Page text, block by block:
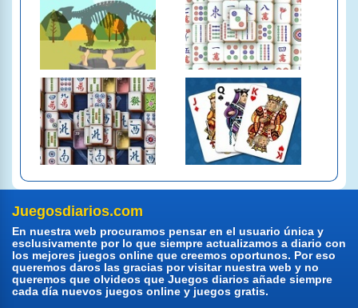
Juegosdiarios.com
En nuestra web procuramos pensar en el usuario única y
esclusivamente por lo que siempre actualizamos a diario con
los mejores juegos online que creemos oportunos. Por eso
queremos daros las gracias por visitar nuestra web y no
queremos que olvideos que Juegos diarios añade siempre
cada día nuevos juegos online y juegos gratis.